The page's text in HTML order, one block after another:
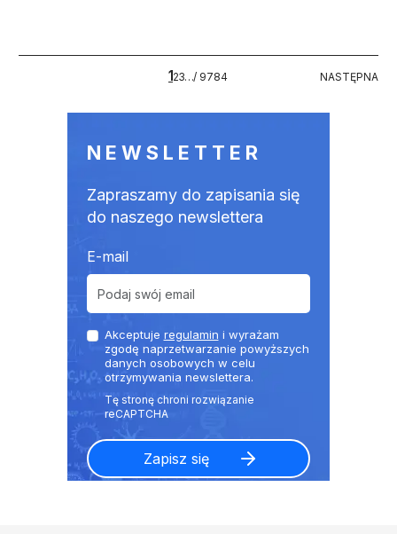
123…/ 9784
9784 NASTĘPNA
NASTĘPNA
NEWSLETTER
Zapraszamy do zapisania się
do naszego newslettera
E-mail
Akceptuje regulamin i wyrażam
zgodę naprzetwarzanie powyższych
danych osobowych w celu
otrzymywania newslettera.